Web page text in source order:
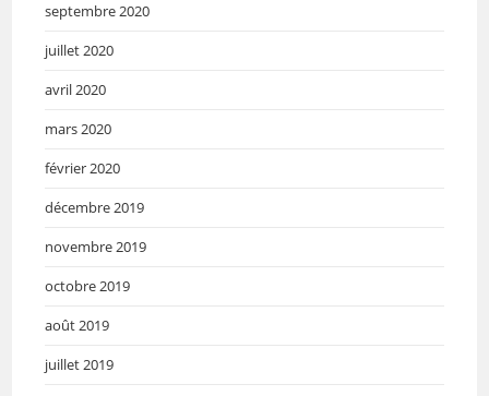
septembre 2020
juillet 2020
avril 2020
mars 2020
février 2020
décembre 2019
novembre 2019
octobre 2019
août 2019
juillet 2019